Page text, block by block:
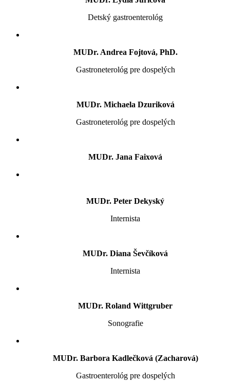
Detský gastroenterológ
MUDr. Andrea Fojtová, PhD.
Gastroneterológ pre dospelých
MUDr. Michaela Dzuriková
Gastroneterológ pre dospelých
MUDr. Jana Faixová
MUDr. Peter Dekyský
Internista
MUDr. Diana Ševčíková
Internista
MUDr. Roland Wittgruber
Sonografie
MUDr. Barbora Kadlečková (Zacharová)
Gastroenterológ pre dospelých